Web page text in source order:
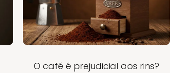
O café é prejudicial aos rins?